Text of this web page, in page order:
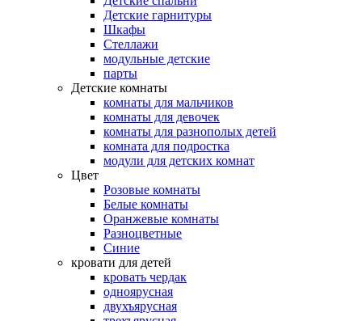
Детские гарнитуры
Шкафы
Стеллажи
модульные детские
парты
Детские комнаты
комнаты для мальчиков
комнаты для девочек
комнаты для разнополых детей
комната для подростка
модули для детских комнат
Цвет
Розовые комнаты
Белые комнаты
Оранжевые комнаты
Разноцветные
Синие
кровати для детей
кровать чердак
одноярусная
двухъярусная